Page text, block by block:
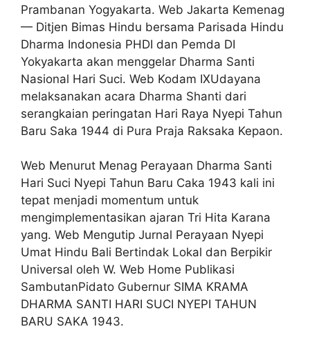
Prambanan Yogyakarta. Web Jakarta Kemenag
— Ditjen Bimas Hindu bersama Parisada Hindu
Dharma Indonesia PHDI dan Pemda DI
Yokyakarta akan menggelar Dharma Santi
Nasional Hari Suci. Web Kodam IXUdayana
melaksanakan acara Dharma Shanti dari
serangkaian peringatan Hari Raya Nyepi Tahun
Baru Saka 1944 di Pura Praja Raksaka Kepaon.
Web Menurut Menag Perayaan Dharma Santi
Hari Suci Nyepi Tahun Baru Caka 1943 kali ini
tepat menjadi momentum untuk
mengimplementasikan ajaran Tri Hita Karana
yang. Web Mengutip Jurnal Perayaan Nyepi
Umat Hindu Bali Bertindak Lokal dan Berpikir
Universal oleh W. Web Home Publikasi
SambutanPidato Gubernur SIMA KRAMA
DHARMA SANTI HARI SUCI NYEPI TAHUN
BARU SAKA 1943.